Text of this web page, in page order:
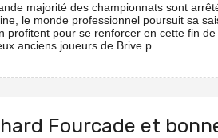
majorité des championnats sont
le monde professionnel poursuit sa
profitent pour se renforcer en cette fin de
anciens joueurs de Brive p...
Fourcade et